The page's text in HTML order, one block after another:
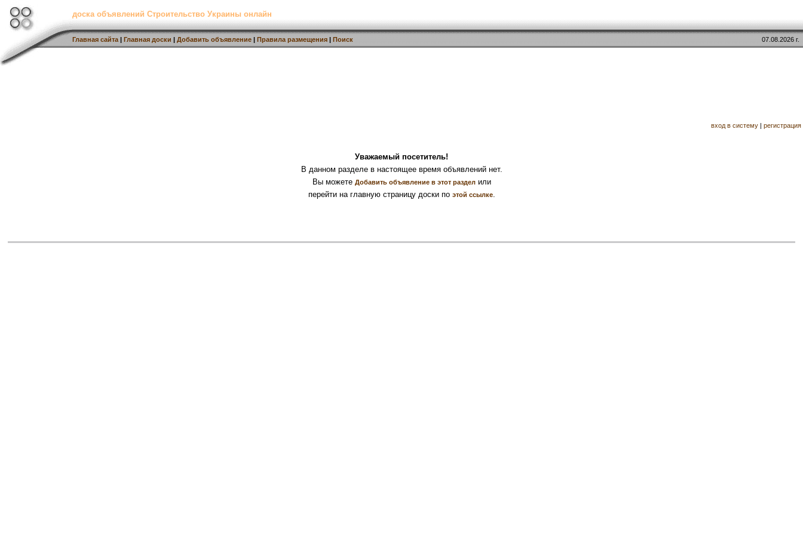
доска объявлений Строительство Украины онлайн
Главная сайта | Главная доски | Добавить объявление | Правила размещения | Поиск 07.08.2026 г.
вход в систему | регистрация
Уважаемый посетитель!
В данном разделе в настоящее время объявлений нет.
Вы можете Добавить объявление в этот разделили
перейти на главную страницу доски по этой ссылке.